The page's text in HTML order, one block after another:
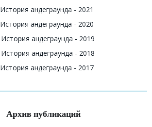
История андеграунда - 2021
История андеграунда - 2020
История андеграунда - 2019
История андеграунда - 2018
История андеграунда - 2017
Архив публикаций